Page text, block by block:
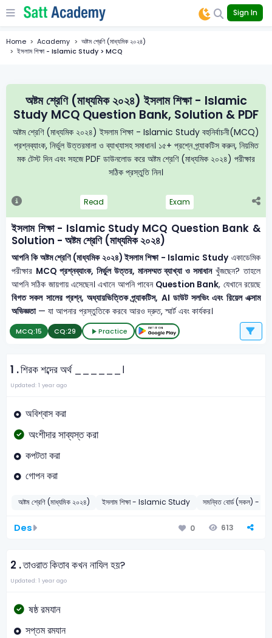
Sign In
Home Academy
অষ্টম শ্রেণি (মাধ্যমিক ২০২৪)
ইসলাম শিক্ষা - Islamic Study > MCQ
অষ্টম শ্রেণি (মাধ্যমিক ২০২৪) ইসলাম শিক্ষা - Islamic
Study MCQ Question Bank, Solution & PDF
অষ্টম শ্রেণি (মাধ্যমিক ২০২৪) ইসলাম শিক্ষা - Islamic Study বহুনির্বাচনী(MCQ)
প্রশ্নব্যাংক, নির্ভুল উত্তরমালা ও ব্যাখ্যাসহ সমাধান। ১৫+ প্রশ্নে প্র্যাকটিস করুন, নিয়মিত
মক টেস্ট দিন এবং সহজে PDF ডাউনলোড করে অষ্টম শ্রেণি (মাধ্যমিক ২০২৪) পরীক্ষার
সঠিক প্রস্তুতি নিন।
Read Exam
ইসলাম শিক্ষা - Islamic Study MCQ Question Bank &
Solution - অষ্টম শ্রেণি (মাধ্যমিক ২০২৪)
আপনি কি অষ্টম শ্রেণি (মাধ্যমিক ২০২৪) ইসলাম শিক্ষা - Islamic Study একাডেমিক
পরীক্ষার MCQ প্রশ্নব্যাংক, নির্ভুল উত্তর, মানসম্মত ব্যাখ্যা ও সমাধানখুঁজছেন? তাহলে
আপনি সঠিক জায়গায় এসেছেন। এখানে আপনি পাবেন Question Bank, যেখানে রয়েছে
বিগত সকল সালের প্রশ্ন, অধ্যায়ভিত্তিক প্র্যাকটিস, AI ডাউট সলভিং এবং রিয়েল এক্সাম
অভিজ্ঞতা— যা আপনার প্রস্তুতিকে করবে আরও দ্রুত, স্মার্ট এবং কার্যকর।
MCQ:15 CQ:29 Practice
1 .শিরক শব্দের অর্থ ______।
Updated: 1 year ago
অবিশ্বাস করা
অংশীদার সাব্যস্ত করা
কপটতা করা
গোপন করা
অষ্টম শ্রেণি (মাধ্যমিক ২০২৪) ইসলাম শিক্ষা - Islamic Study সমন্বিত বোর্ড (সকল) -
Des 0 613
2 .তাওরাত কিতাব কখন নাযিল হয়?
Updated: 1 year ago
ষষ্ঠ রমযান
সপ্তম রমযান